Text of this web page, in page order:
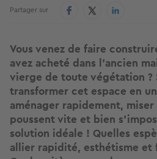
Partager sur
Vous venez de faire
avez acheté dans l’ancien
vierge de toute végétation ?
transformer cet espace en
aménager rapidement,
poussent vite et bien
solution idéale ! Quelles
allier rapidité, esthétisme et